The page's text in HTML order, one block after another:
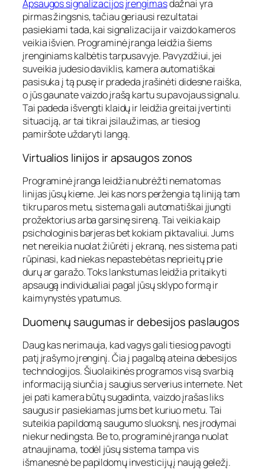
Apsaugos signalizacijos įrengimasdažnai yra
pirmas žingsnis, tačiau geriausi rezultatai
pasiekiami tada, kai signalizacija ir vaizdo kameros
veikia išvien. Programinė įranga leidžia šiems
įrenginiams kalbėtis tarpusavyje. Pavyzdžiui, jei
suveikia judesio daviklis, kamera automatiškai
pasisuka į tą pusę ir pradeda įrašinėti didesne raiška,
o jūs gaunate vaizdo įrašą kartu su pavojaus signalu.
Tai padeda išvengti klaidų ir leidžia greitai įvertinti
situaciją, ar tai tikrai įsilaužimas, ar tiesiog
pamiršote uždaryti langą.
Virtualios linijos ir apsaugos zonos
Programinė įranga leidžia nubrėžti nematomas
linijas jūsų kieme. Jei kas nors peržengia tą liniją tam
tikru paros metu, sistema gali automatiškai įjungti
prožektorius arba garsinę sireną. Tai veikia kaip
psichologinis barjeras bet kokiam piktavaliui. Jums
net nereikia nuolat žiūrėti į ekraną, nes sistema pati
rūpinasi, kad niekas nepastebėtas neprieitų prie
durų ar garažo. Toks lankstumas leidžia pritaikyti
apsaugą individualiai pagal jūsų sklypo formą ir
kaimynystės ypatumus.
Duomenų saugumas ir debesijos paslaugos
Daug kas nerimauja, kad vagys gali tiesiog pavogti
patį įrašymo įrenginį. Čia į pagalbą ateina debesijos
technologijos. Šiuolaikinės programos visą svarbią
informaciją siunčia į saugius serverius internete. Net
jei pati kamera būtų sugadinta, vaizdo įrašas liks
saugus ir pasiekiamas jums bet kuriuo metu. Tai
suteikia papildomą saugumo sluoksnį, nes įrodymai
niekur nedingsta. Be to, programinė įranga nuolat
atnaujinama, todėl jūsų sistema tampa vis
išmanesnė be papildomų investicijų į naują geležį.